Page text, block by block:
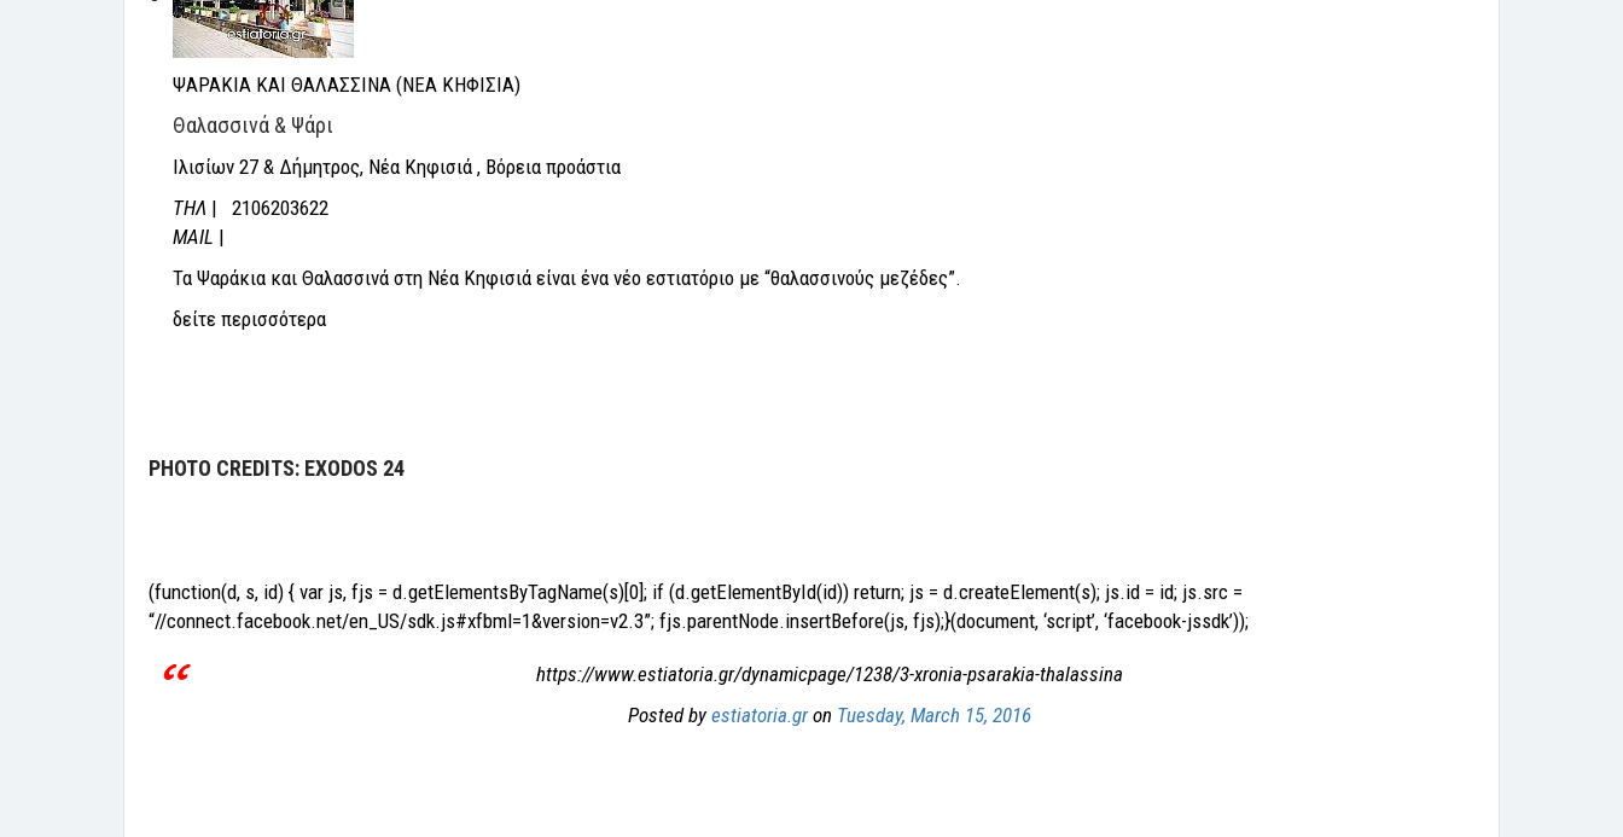
ΨΑΡΑΚΙΑ ΚΑΙ ΘΑΛΑΣΣΙΝΑ (ΝΕΑ ΚΗΦΙΣΙΑ)
Θαλασσινά & Ψάρι
Ιλισίων 27 & Δήμητρος, Νέα Κηφισιά , Βόρεια προάστια
THΛ | 2106203622
MAIL |
Τα Ψαράκια και Θαλασσινά στη Νέα Κηφισιά είναι ένα νέο εστιατόριο με “θαλασσινούς μεζέδες”.
δείτε περισσότερα
PHOTO CREDITS: EXODOS 24
(function(d, s, id) { var js, fjs = d.getElementsByTagName(s)[0]; if (d.getElementById(id)) return; js = d.createElement(s); js.id = id; js.src =
“//connect.facebook.net/en_US/sdk.js#xfbml=1&version=v2.3”; fjs.parentNode.insertBefore(js, fjs);}(document, ‘script’, ‘facebook-jssdk’));
https://www.estiatoria.gr/dynamicpage/1238/3-xronia-psarakia-thalassina
Posted by estiatoria.gron Tuesday, March 15, 2016